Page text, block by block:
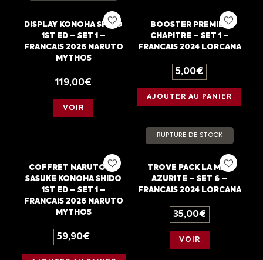
DISPLAY KONOHA SHIDO
1ST ED – SET 1 –
FRANCAIS 2026 NARUTO
MYTHOS
119,00€
VOIR
BOOSTER PREMIER
CHAPITRE – SET 1 –
FRANCAIS 2024 LORCANA
5,00€
AJOUTER AU PANIER
COFFRET NARUTO VS
SASUKE KONOHA SHIDO
1ST ED – SET 1 –
FRANCAIS 2026 NARUTO
MYTHOS
59,90€
RUPTURE DE STOCK
TROVE PACK LA MER
AZURITE – SET 6 –
FRANCAIS 2024 LORCANA
35,00€
VOIR